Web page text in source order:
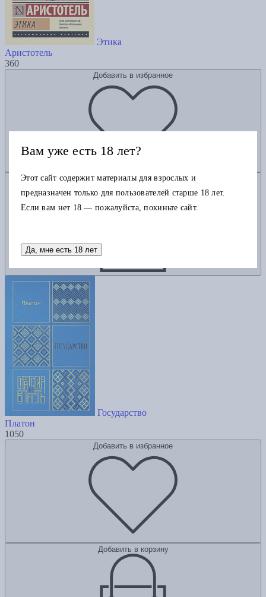
Этика
Аристотель
360
Добавить в избранное
Добавить в корзину
Государство
Платон
1050
Добавить в избранное
Добавить в корзину
Вам уже есть 18 лет?
Этот сайт содержит материалы для взрослых и
предназначен только для пользователей старше 18 лет.
Если вам нет 18 — пожалуйста, покиньте сайт.
Да, мне есть 18 лет